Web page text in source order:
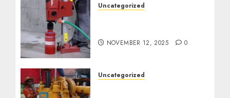
Uncategorized
NOVEMBER 12, 2025 0
Uncategorized